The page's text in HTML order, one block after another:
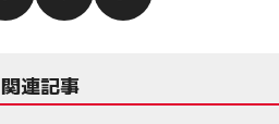
関連記事